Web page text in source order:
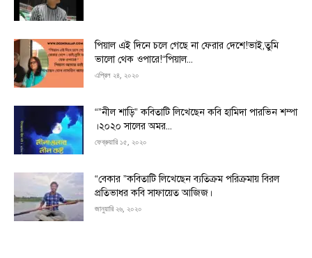
পিয়াল এই দিনে চলে গেছে না ফেরার দেশে!ভাই,তুমি
ভালো থেক ওপারে!“পিয়াল...
এপ্রিল ২৪, ২০২০
“”নীল শাড়ি” কবিতাটি লিখেছেন কবি হামিদা পারভিন শম্পা
।২০২০ সালের অমর...
ফেব্রুয়ারি ১৫, ২০২০
“বেকার ”কবিতাটি লিখেছেন ব্যতিক্রম পরিক্রমায় বিরল
প্রতিভাধর কবি সাফায়েত আজিজ।
জানুয়ারি ২৬, ২০২০